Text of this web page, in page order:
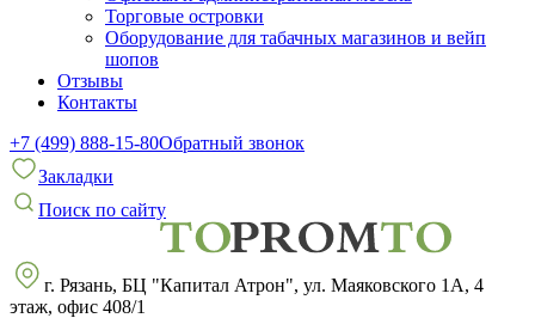
Торговые островки
Оборудование для табачных магазинов и вейп
шопов
Отзывы
Контакты
+7 (499) 888-15-80Обратный звонок
Закладки
Поиск по сайту
г. Рязань, БЦ "Капитал Атрон", ул. Маяковского 1А, 4
этаж, офис 408/1